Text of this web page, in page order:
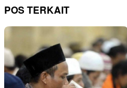
POS TERKAIT